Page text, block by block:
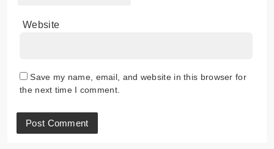
Website
Save my name, email, and website in this browser for
the next time I comment.